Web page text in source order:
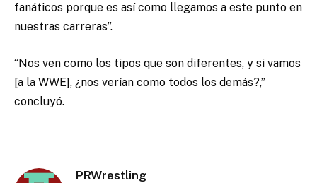
fanáticos porque es así como llegamos a este punto en
nuestras carreras”.
“Nos ven como los tipos que son diferentes, y si vamos
[a la WWE], ¿nos verían como todos los demás?,”
concluyó.
PRWrestling